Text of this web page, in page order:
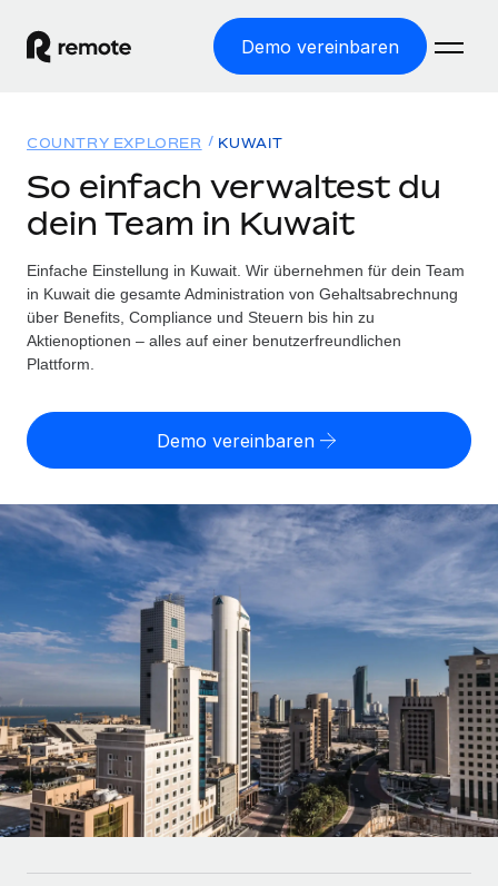
Demo vereinbaren
WELTWEITE BESCHÄFTIGUNG
Globale Payroll
Einfache, rechtssicher Payroll
Employer of Record
Weltweites Wachstum ohne Kosten für Niederlassungen
Contractor of Record
Rechtssichere, weltweite Arbeit mit Freelancer:innen
Globales Onboarding und Verwalten von
Freelancer:innen
PEO
Auslagern von komplexen HR-Aufgaben
INFRASTRUKTUR
Remote Embedded
Nahtlose Integration der HR in bestehende Abläufe
Plattform
Integrierte HR-Kernfunktionen für dein Team
Lösungen
WELTWEITE ABDECKUNG
Country Explorer
Länderspezifische Unterstützung bei der Einstellung
Einfache Einstellung in allen US-Bundesstaaten
WACHSTUMSPHASE
Startups
Agile HR- und Payroll-Lösungen für wachsende
Unternehmen
Mittelstand
Maßgeschneiderte HR-Lösungen, um Teams zu
vergrößern
Enterprise
Globale HR für Konzerne und Großunternehmen
Ressourcen
TOOLS UND RECHNER
Scheinselbstständigkeitsrisiko berechnen
Personalkostenrechner
Gesamtbeschäftigungskosten
Honorarzahlungen berechnen
Informationen zu möglichen Währungen und
Abwicklungsfristen für globale Freelancer:innen
LERNEN MIT REMOTE
Forschung und Leitfäden
Fallstudien
HR-Glossar
Preise
Nederlands
Deutsch
Español
Italiano
Português (Portugal)
Anmelden
COUNTRY EXPLORER KUWAIT
So einfach verwaltest du
dein Team in Kuwait
Einfache Einstellung in Kuwait. Wir übernehmen für dein Team
in Kuwait die gesamte Administration von Gehaltsabrechnung
über Benefits, Compliance und Steuern bis hin zu
Aktienoptionen – alles auf einer benutzerfreundlichen
Plattform.
Demo vereinbaren